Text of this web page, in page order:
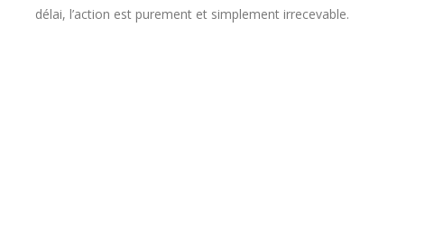
délai, l’action est purement et simplement irrecevable.